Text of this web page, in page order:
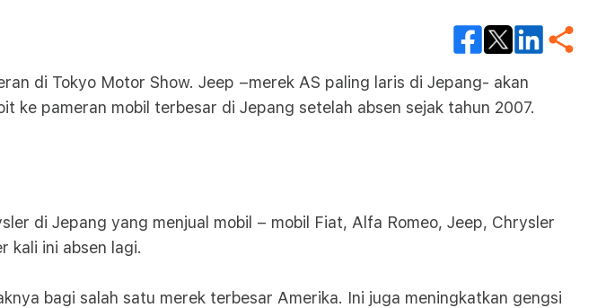
di Tokyo Motor Show. Jeep –merek AS paling laris di Jepang- akan
ke pameran mobil terbesar di Jepang setelah absen sejak tahun 2007.
di Jepang yang menjual mobil – mobil Fiat, Alfa Romeo, Jeep, Chrysler
kali ini absen lagi.
bagi salah satu merek terbesar Amerika. Ini juga meningkatkan gengsi